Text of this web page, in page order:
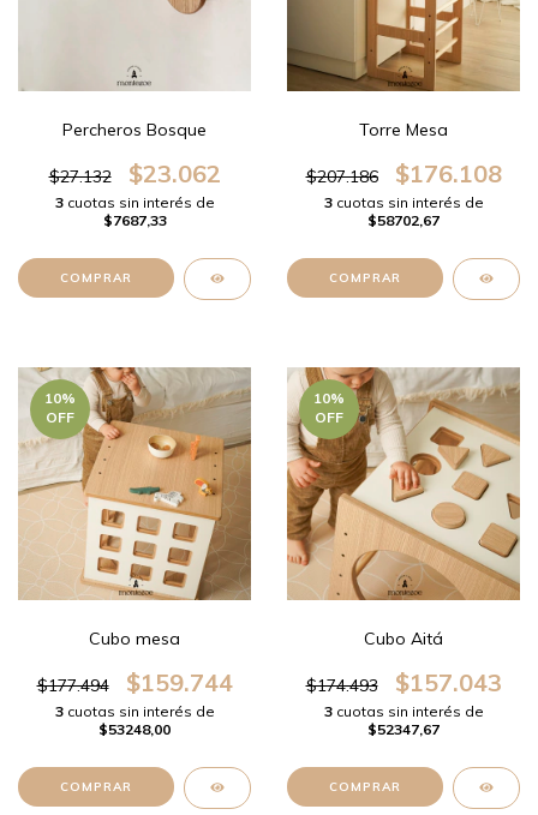
Percheros Bosque
$27.132 $23.062
3cuotas sin interés de
$7687,33
COMPRAR
Torre Mesa
$207.186 $176.108
3cuotas sin interés de
$58702,67
10%
OFF
Cubo mesa
$177.494 $159.744
3cuotas sin interés de
$53248,00
10%
OFF
Cubo Aitá
$174.493 $157.043
3cuotas sin interés de
$52347,67